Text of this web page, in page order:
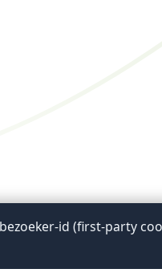
id (first-party